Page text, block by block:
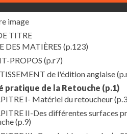
image
TITRE
DES MATIÈRES (p.123)
PROPOS (p.r7)
de l'édition anglaise
pratique de la Retouche (p.1)
I- Matériel du retoucheur
II-Des différentes surfaces
(p.9)